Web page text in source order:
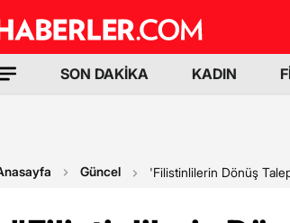
SON DAKİKA KADIN
Güncel 'Filistinlilerin Dönüş